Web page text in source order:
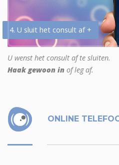
4. U sluit het consult af +
U wenst het consult af te sluiten.
Haak gewoon in of leg af.
ONLINE